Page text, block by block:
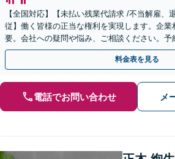
【全国対応】【未払い残業代請求 /不当解雇、
従】働く皆様の正当な権利を実現します。企業
要。会社への疑問や悩み、ご相談ください。予
回面談無料】【夜間・休日対応可】
料金表を見る
電話でお問い合わせ メ